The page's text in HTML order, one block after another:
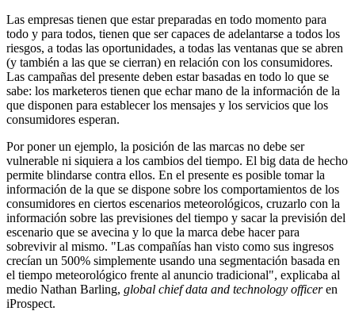
Las empresas tienen que estar preparadas en todo momento para
todo y para todos, tienen que ser capaces de adelantarse a todos los
riesgos, a todas las oportunidades, a todas las ventanas que se abren
(y también a las que se cierran) en relación con los consumidores.
Las campañas del presente deben estar basadas en todo lo que se
sabe: los marketeros tienen que echar mano de la información de la
que disponen para establecer los mensajes y los servicios que los
consumidores esperan.
Por poner un ejemplo, la posición de las marcas no debe ser
vulnerable ni siquiera a los cambios del tiempo. El big data de hecho
permite blindarse contra ellos. En el presente es posible tomar la
información de la que se dispone sobre los comportamientos de los
consumidores en ciertos escenarios meteorológicos, cruzarlo con la
información sobre las previsiones del tiempo y sacar la previsión del
escenario que se avecina y lo que la marca debe hacer para
sobrevivir al mismo. "Las compañías han visto como sus ingresos
crecían un 500% simplemente usando una segmentación basada en
el tiempo meteorológico frente al anuncio tradicional", explicaba al
medio Nathan Barling, global chief data and technology officeren
iProspect.